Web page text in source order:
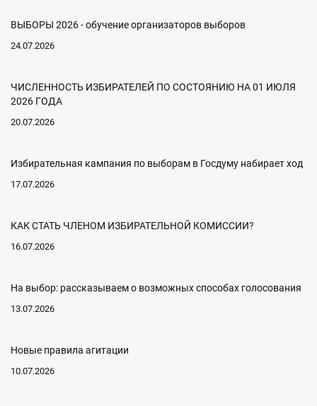
ВЫБОРЫ 2026 - обучение организаторов выборов
24.07.2026
ЧИСЛЕННОСТЬ ИЗБИРАТЕЛЕЙ ПО СОСТОЯНИЮ НА 01 ИЮЛЯ
2026 ГОДА
20.07.2026
Избирательная кампания по выборам в Госдуму набирает ход
17.07.2026
КАК СТАТЬ ЧЛЕНОМ ИЗБИРАТЕЛЬНОЙ КОМИССИИ?
16.07.2026
На выбор: рассказываем о возможных способах голосования
13.07.2026
Новые правила агитации
10.07.2026